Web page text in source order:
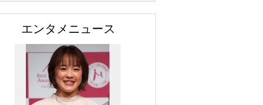
エンタメニュース